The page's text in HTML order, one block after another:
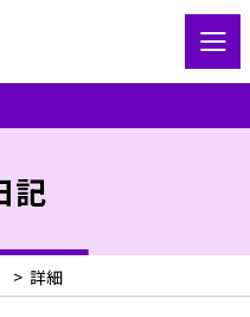
記
> 詳細